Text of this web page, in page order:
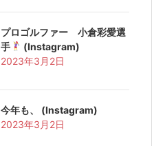
プロゴルファー 小倉彩愛選
手
(Instagram)
2023年3月2日
今年も、 (Instagram)
2023年3月2日